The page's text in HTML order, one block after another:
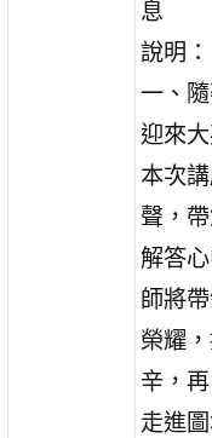
息
說明：
一、
迎來
本次
聲，
解答
師將
榮耀
辛，再
走進